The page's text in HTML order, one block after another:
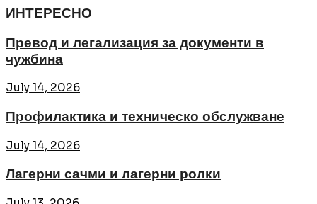
ИНТЕРЕСНО
Превод и легализация за документи в
чужбина
July 14, 2026
Профилактика и техническо обслужване
July 14, 2026
Лагерни сачми и лагерни ролки